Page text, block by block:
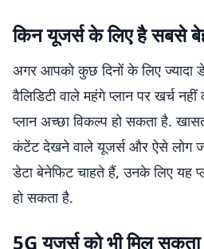
किन यूजर्स के लिए है सबसे
अगर आपको कुछ दिनों के लिए
वैलिडिटी वाले महंगे प्लान पर खर्च नहीं
प्लान अच्छा विकल्प हो सकता है.
कंटेंट देखने वाले यूजर्स और ऐसे लोग
डेटा बेनेफिट चाहते हैं, उनके लिए यह
हो सकता है.
5G यूजर्स को भी मिल सकता